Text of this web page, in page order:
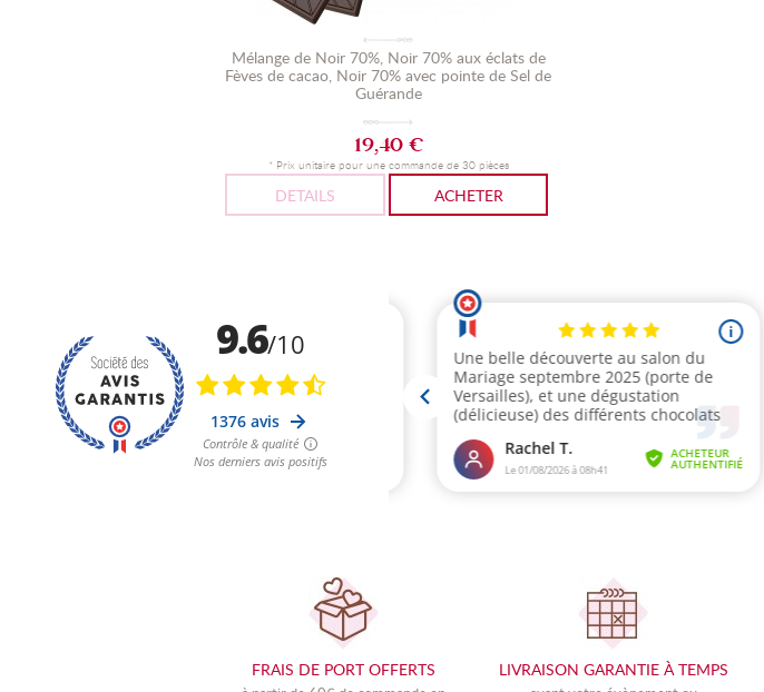
Mélange de Noir 70%, Noir 70% aux éclats de
Fèves de cacao, Noir 70% avec pointe de Sel de
Guérande
19,40 €
* Prix unitaire pour une commande de 30 pièces
DETAILS ACHETER
FRAIS DE PORT OFFERTS LIVRAISON GARANTIE À TEMPS